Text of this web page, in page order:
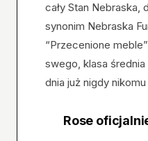
cały Stan Nebraska,
synonim Nebraska
“Przecenione
swego, klasa
dnia już nigdy
Rose